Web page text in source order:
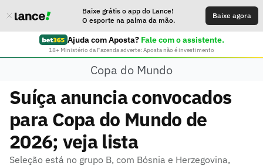
Baixe grátis o app do Lance!
O esporte na palma da mão.
Baixe agora
Ajuda com Aposta? Fale com o assistente.
18+ Ministério da Fazenda adverte: Aposta não é investimento
Copa do Mundo
Suíça anuncia convocados
para Copa do Mundo de
2026; veja lista
Seleção está no grupo B, com Bósnia e Herzegovina,